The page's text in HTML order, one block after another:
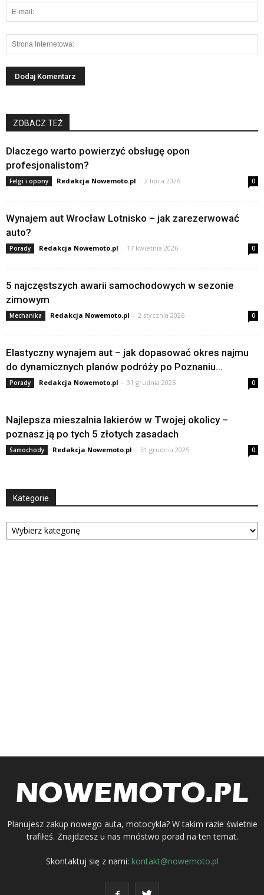
ZOBACZ TEŻ
Dlaczego warto powierzyć obsługę opon
profesjonalistom?
Felgi i opony Redakcja Nowemoto.pl - 2 lipca 2026 0
Wynajem aut Wrocław Lotnisko – jak zarezerwować
auto?
Porady Redakcja Nowemoto.pl - 17 kwietnia 2026 0
5 najczęstszych awarii samochodowych w sezonie
zimowym
Mechanika Redakcja Nowemoto.pl - 2 stycznia 2026 0
Elastyczny wynajem aut – jak dopasować okres najmu
do dynamicznych planów podróży po Poznaniu...
Porady Redakcja Nowemoto.pl - 31 grudnia 2025 0
Najlepsza mieszalnia lakierów w Twojej okolicy –
poznasz ją po tych 5 złotych zasadach
Samochody Redakcja Nowemoto.pl - 31 grudnia 2025 0
Kategorie
Kategorie
Planujesz zakup nowego auta, motocykla? W takim razie świetnie
trafiłeś. Znajdziesz u nas mnóstwo porad na ten temat.
Skontaktuj się z nami: kontakt@nowemoto.pl